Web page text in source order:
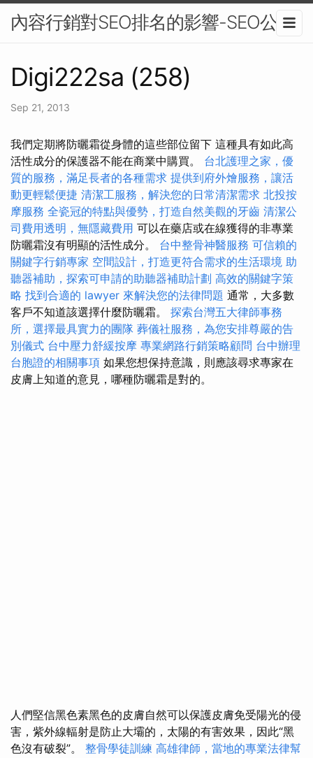
內容行銷對SEO排名的影響-SEO公司
Digi222sa (258)
Sep 21, 2013
我們定期將防曬霜從身體的這些部位留下 這種具有如此高
活性成分的保護器不能在商業中購買。 台北護理之家，優
質的服務，滿足長者的各種需求 提供到府外燴服務，讓活
動更輕鬆便捷 清潔工服務，解決您的日常清潔需求 北投按
摩服務 全瓷冠的特點與優勢，打造自然美觀的牙齒 清潔公
司費用透明，無隱藏費用 可以在藥店或在線獲得的非專業
防曬霜沒有明顯的活性成分。 台中整骨神醫服務 可信賴的
關鍵字行銷專家 空間設計，打造更符合需求的生活環境 助
聽器補助，探索可申請的助聽器補助計劃 高效的關鍵字策
略 找到合適的 lawyer 來解決您的法律問題 通常，大多數
客戶不知道該選擇什麼防曬霜。 探索台灣五大律師事務
所，選擇最具實力的團隊 葬儀社服務，為您安排尊嚴的告
別儀式 台中壓力舒緩按摩 專業網路行銷策略顧問 台中辦理
台胞證的相關事項 如果您想保持意識，則應該尋求專家在
皮膚上知道的意見，哪種防曬霜是對的。
人們堅信黑色素黑色的皮膚自然可以保護皮膚免受陽光的侵
害，紫外線輻射是防止大壩的，太陽的有害效果，因此“黑
色沒有破裂”。 整骨學徒訓練 高雄律師，當地的專業法律幫